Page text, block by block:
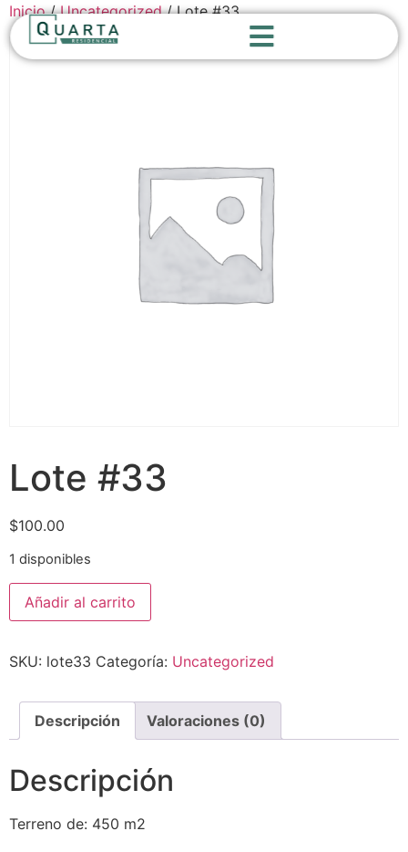
Inicio/Uncategorized/ Lote #33
Lote #33
$100.00
1 disponibles
Añadir al carrito
SKU: lote33 Categoría: Uncategorized
Descripción Valoraciones (0)
Descripción
Terreno de: 450 m2